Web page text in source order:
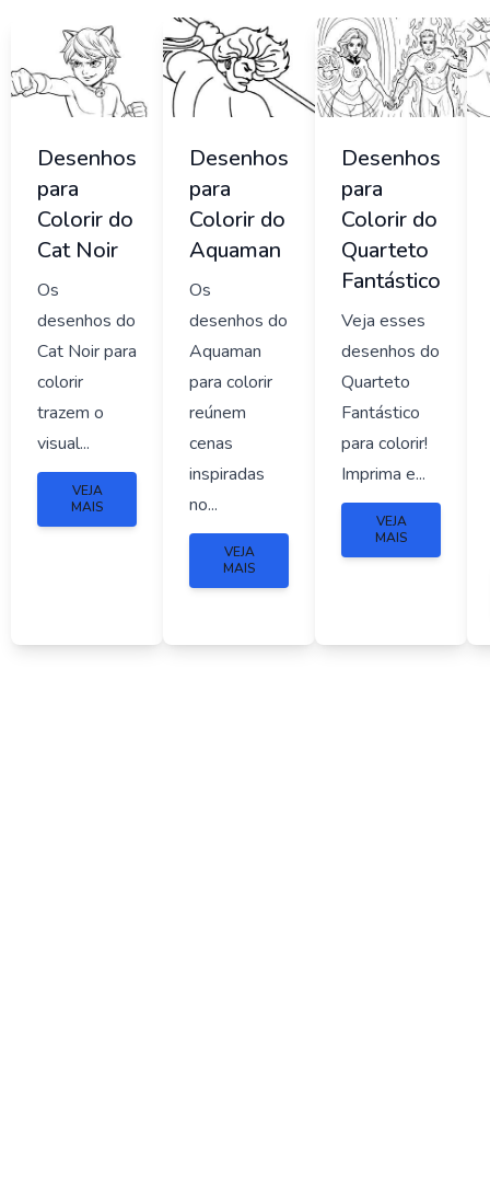
Desenhos
para
Colorir do
Cat Noir
Os
desenhos do
Cat Noir para
colorir
trazem o
visual...
VEJA
MAIS
Desenhos
para
Colorir do
Aquaman
Os
desenhos do
Aquaman
para colorir
reúnem
cenas
inspiradas
no...
VEJA
MAIS
Desenhos
para
Colorir do
Quarteto
Fantástico
Veja esses
desenhos do
Quarteto
Fantástico
para colorir!
Imprima e...
VEJA
MAIS